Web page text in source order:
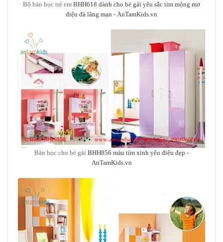
Bộ bàn học trẻ em BHH618 dành cho bé gái yêu sắc tim mộng mơ
điệu đà lãng mạn - AnTamKids.vn
Bàn học cho bé gái BHH856 màu tím xinh yêu điệu đẹp -
AnTamKids.vn